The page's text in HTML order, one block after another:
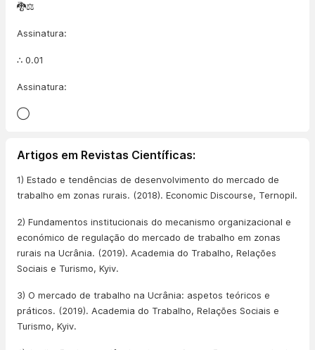
🐉⚖️
Assinatura:
∴ 0.01
Assinatura:
◯
Artigos em Revistas Científicas:
1) Estado e tendências de desenvolvimento do mercado de
trabalho em zonas rurais. (2018). Economic Discourse, Ternopil.
2) Fundamentos institucionais do mecanismo organizacional e
económico de regulação do mercado de trabalho em zonas
rurais na Ucrânia. (2019). Academia do Trabalho, Relações
Sociais e Turismo, Kyiv.
3) O mercado de trabalho na Ucrânia: aspetos teóricos e
práticos. (2019). Academia do Trabalho, Relações Sociais e
Turismo, Kyiv.